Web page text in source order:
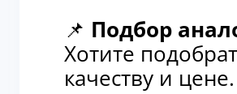
📌 Подбор
Хотите
качеству и